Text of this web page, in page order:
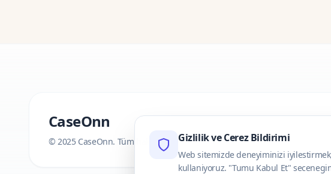
CaseOnn
© 2025 CaseOnn. Tüm hakları saklıdır.Gizlilik ve Cerez Bildirimi
Web sitemizde deneyiminizi
kullaniyoruz. "Tumu Kabul Et"